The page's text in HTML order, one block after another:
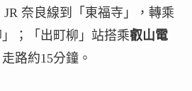
奈良線到「東福寺」，轉乘
；「出町柳」站搭乘叡山電
路約15分鐘。